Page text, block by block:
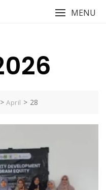
MENU
>April > 28